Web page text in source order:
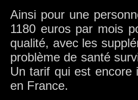
Ainsi pour une
1180 euros par mois
qualité, avec les
problème de santé
Un tarif qui est encore
en France.